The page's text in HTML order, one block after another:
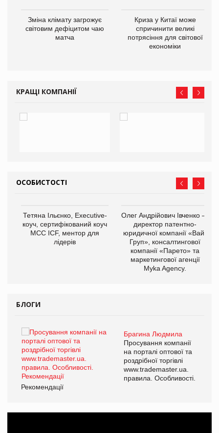
Зміна клімату загрожує
світовим дефіцитом чаю
матча
Криза у Китаї може
спричинити великі
потрясіння для світової
економіки
КРАЩІ КОМПАНІЇ
ОСОБИСТОСТІ
Тетяна Ільєнко, Executive-
коуч, сертифікований коуч
МСС ICF, ментор для
лідерів
Олег Андрійович Івченко —
директор патентно-
юридичної компанії «Вайз
Груп», консалтингової
компанії «Парето» та
маркетингової агенції
Myka Agency.
БЛОГИ
Брагина Людмила
Просування компанії
на порталі оптової та
роздрібної торгівлі
www.trademaster.ua.
правила. Особливості.
Рекомендації